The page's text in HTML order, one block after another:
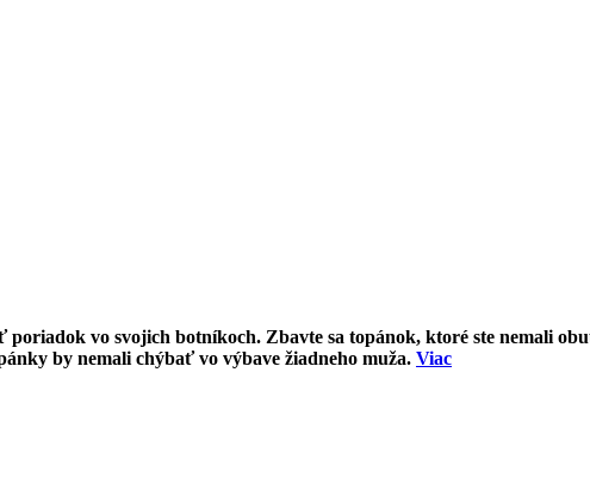
vo svojich botníkoch. Zbavte sa topánok, ktoré ste nemali
by nemali chýbať vo výbave žiadneho muža. Viac